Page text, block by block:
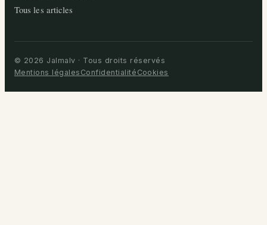
Tous les articles
© 2026 Jalmalv · Tous droits réservés
Mentions légales Confidentialité Cookies